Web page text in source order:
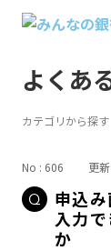
よくあ
カテゴリから探す
No : 606 更
申込
入力
か